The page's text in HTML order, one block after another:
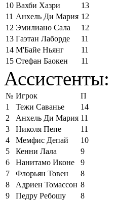
10 Вахби Хазри
13
11 Анхель Ди Мария 12
12 Эмилиано Сала
12
13 Гаэтан Лаборде
11
14 М'Байе Ньянг
11
15 Стефан Баокен 11
Ассистенты:
№ Игрок
П
1
Тежи Саванье
14
2
Анхель Ди Мария 11
3
Николя Пепе
11
4
Мемфис Депай
10
5
Кенни Лала
9
6
Нанитамо Иконе
9
7
Флорьян Товен
8
8
Адриен Томассон 8
9
Педру Ребошу 8